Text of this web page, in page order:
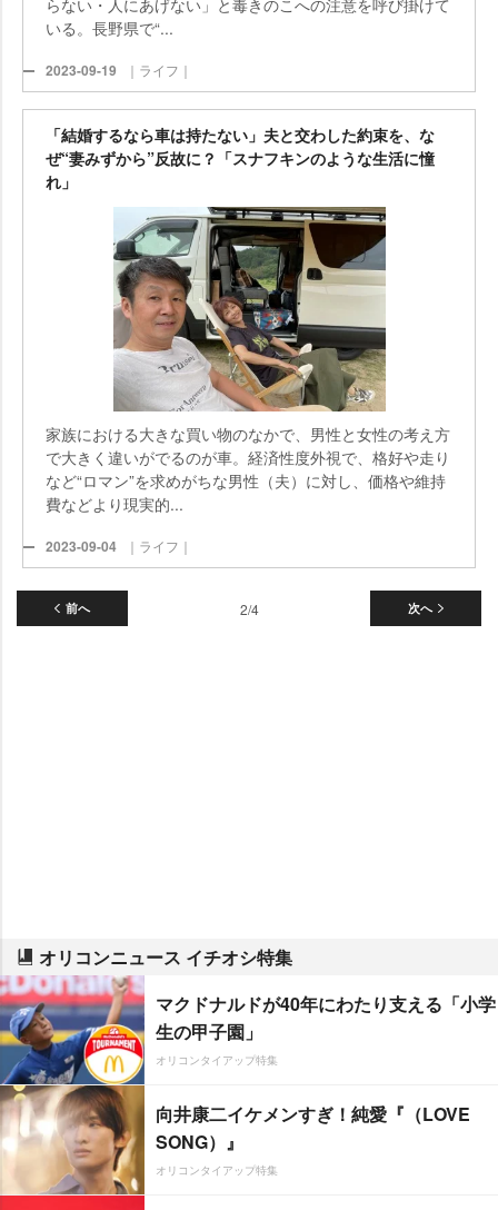
らない・人にあげない」と毒きのこへの注意を呼び掛けて
いる。長野県で“...
2023-09-19 ｜ライフ｜
「結婚するなら車は持たない」夫と交わした約束を、な
ぜ“妻みずから”反故に？「スナフキンのような生活に憧
れ」
家族における大きな買い物のなかで、男性と女性の考え方
で大きく違いがでるのが車。経済性度外視で、格好や走り
など“ロマン”を求めがちな男性（夫）に対し、価格や維持
費などより現実的...
2023-09-04 ｜ライフ｜
前へ 次へ
2/4
オリコンニュース イチオシ特集
マクドナルドが40年にわたり支える「小学
生の甲子園」
オリコンタイアップ特集
向井康二イケメンすぎ！純愛『（LOVE
SONG）』
オリコンタイアップ特集